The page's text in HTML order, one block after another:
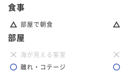
食事
部屋で朝食
部屋
海が見える客室
離れ・コテージ